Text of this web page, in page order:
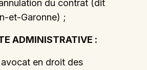
du contrat (dit
et-Garonne) ;
ADMINISTRATIVE :
en droit des